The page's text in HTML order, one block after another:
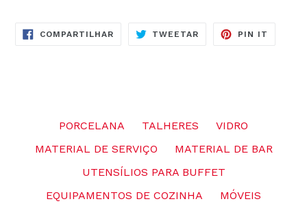
COMPARTILHARCOMPARTILHE
NO
TWEETAR TUITE
PIN IT
PORCELANA TALHERES
VIDRO
MATERIAL DE SERVIÇO
MATERIAL DE BAR
UTENSÍLIOS PARA BUFFET
EQUIPAMENTOS DE COZINHA
MÓVEIS